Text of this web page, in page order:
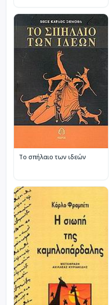
Το σπήλαιο των ιδεών